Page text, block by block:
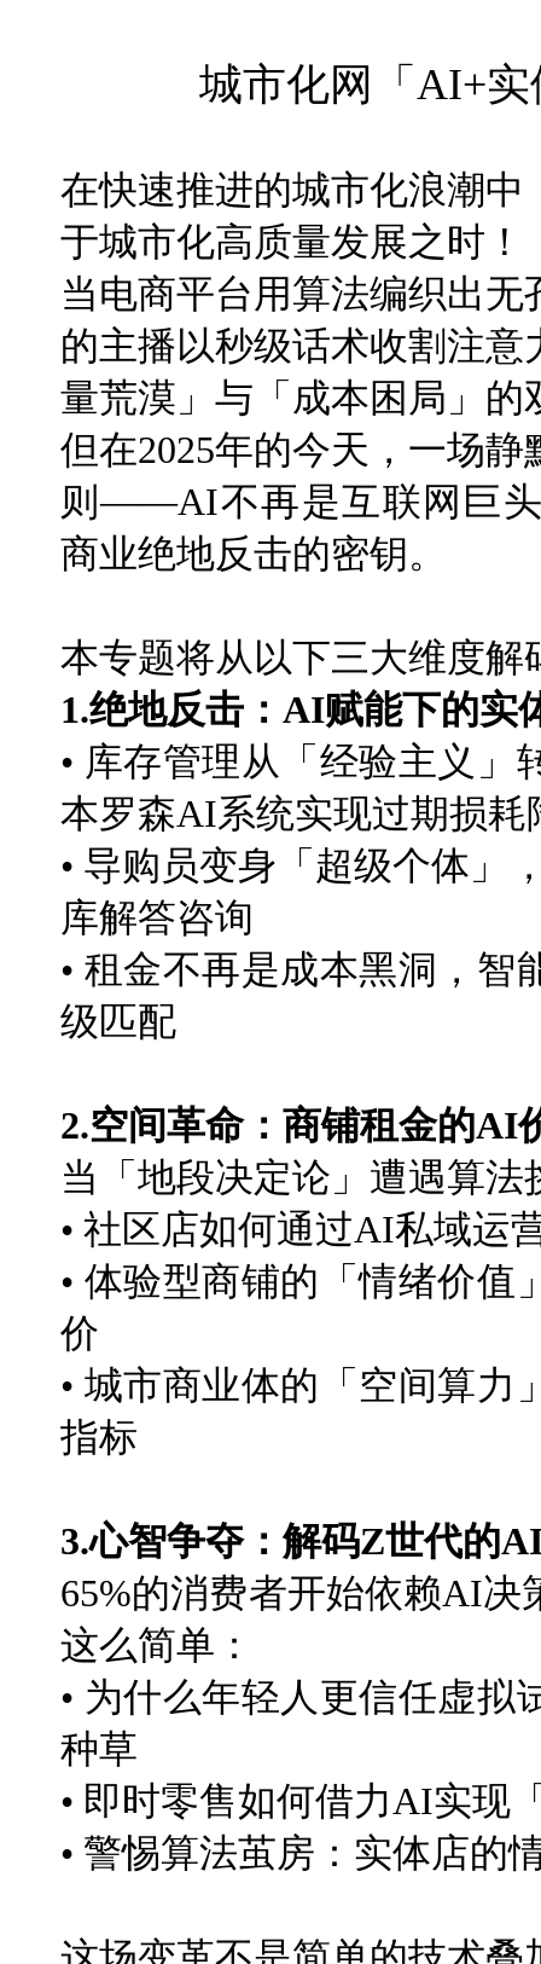
城市化网「AI+
在快速推进的城市化浪潮
于城市化高质量发展之时！
当电商平台用算法编织出
的主播以秒级话术收割注
量荒漠」与「成本困局」的
但在2025年的今天，一场
则——AI不再是互联网巨
商业绝地反击的密钥。
本专题将从以下三大维度
1.绝地反击：AI赋能下的实
• 库存管理从「经验主义」
本罗森AI系统实现过期损耗
• 导购员变身「超级个体」
库解答咨询
• 租金不再是成本黑洞，智
级匹配
2.空间革命：商铺租金的AI
当「地段决定论」遭遇算
• 社区店如何通过AI私域运
• 体验型商铺的「情绪价值
价
• 城市商业体的「空间算力
指标
3.心智争夺：解码Z世代的
65%的消费者开始依赖AI
这么简单：
• 为什么年轻人更信任虚拟
种草
• 即时零售如何借力AI实现
• 警惕算法茧房：实体店的